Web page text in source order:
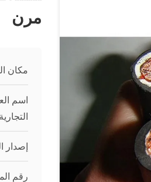
مرن
مكان
اسم
التجارية
إصدار
رقم